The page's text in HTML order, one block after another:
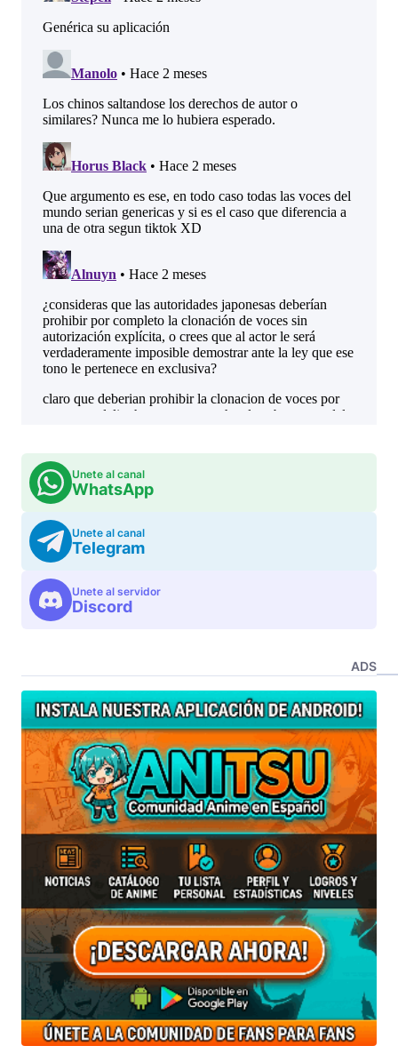
Unete al canal
WhatsApp
Unete al canal
Telegram
Unete al servidor
Discord
ADS